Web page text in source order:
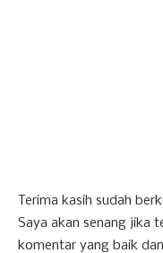
Terima kasih sudah
Saya akan senang jika
komentar yang baik